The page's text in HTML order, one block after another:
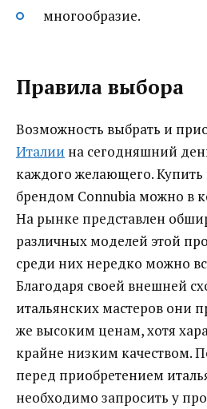
многообразие.
Правила выбора
Возможность выбрать и
Италии на сегодняшний
каждого желающего. Купить
брендом Connubia можно в
На рынке представлен
различных моделей этой
среди них нередко можно
Благодаря своей внешней
итальянских мастеров они
же высоким ценам, хотя
крайне низким качеством.
перед приобретением
необходимо запросить у